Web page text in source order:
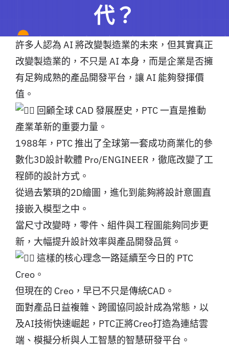
代？
許多人認為 AI 將改變製造業的未來，但其實真正
改變製造業的，不只是 AI 本身，而是企業是否擁
有足夠成熟的產品開發平台，讓 AI 能夠發揮價
值。
回顧全球 CAD 發展歷史，PTC 一直是推動
產業革新的重要力量。
1988年，PTC 推出了全球第一套成功商業化的參
數化3D設計軟體 Pro/ENGINEER，徹底改變了工
程師的設計方式。
從過去繁瑣的2D繪圖，進化到能夠將設計意圖直
接嵌入模型之中。
當尺寸改變時，零件、組件與工程圖能夠同步更
新，大幅提升設計效率與產品開發品質。
這樣的核心理念一路延續至今日的 PTC
Creo。
但現在的 Creo，早已不只是傳統CAD。
面對產品日益複雜、跨國協同設計成為常態，以
及AI技術快速崛起，PTC正將Creo打造為連結雲
端、模擬分析與人工智慧的智慧研發平台。